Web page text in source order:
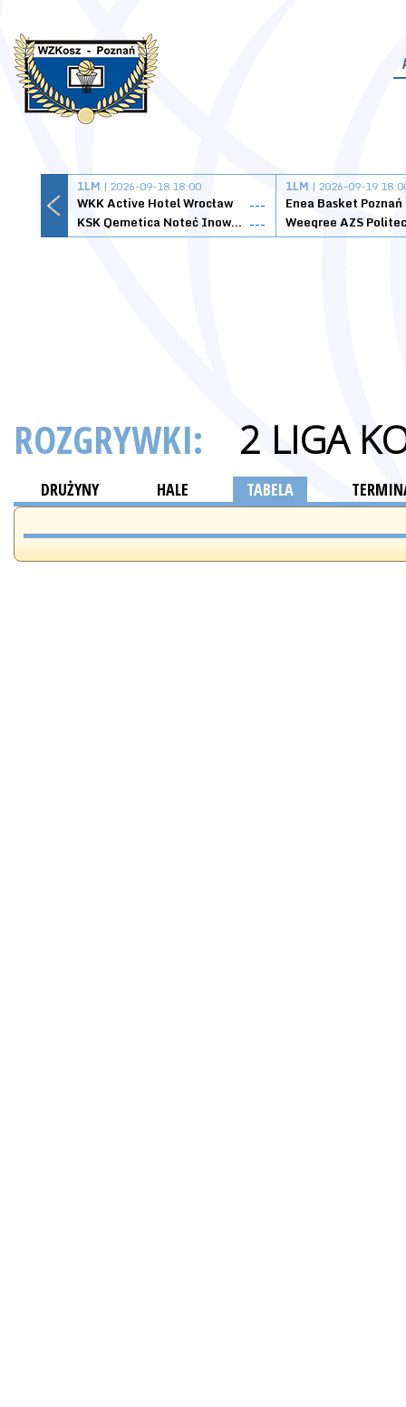
1LM | 2026-09-18 18:00
WKK Active Hotel Wrocław
---
KSK Qemetica Noteć Inowrocław ---
1LM | 2026-09-19
Enea Basket Poznań
ROZGRYWKI: 2 LIGA
DRUŻYNY HALE TABELA